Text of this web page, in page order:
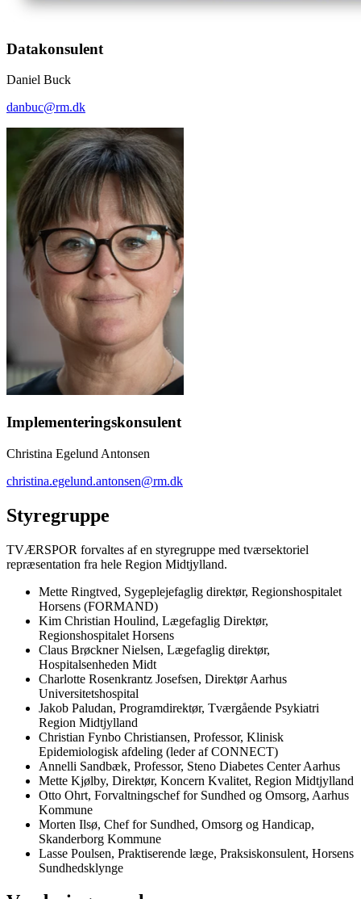
Datakonsulent
Daniel Buck
danbuc@rm.dk
Implementeringskonsulent
Christina Egelund Antonsen
christina.egelund.antonsen@rm.dk
Styregruppe
TVÆRSPOR forvaltes af en styregruppe med tværsektoriel
repræsentation fra hele Region Midtjylland.
Mette Ringtved, Sygeplejefaglig direktør, Regionshospitalet
Horsens (FORMAND)
Kim Christian Houlind, Lægefaglig Direktør,
Regionshospitalet Horsens
Claus Brøckner Nielsen, Lægefaglig direktør,
Hospitalsenheden Midt
Charlotte Rosenkrantz Josefsen, Direktør Aarhus
Universitetshospital
Jakob Paludan, Programdirektør, Tværgående Psykiatri
Region Midtjylland
Christian Fynbo Christiansen, Professor, Klinisk
Epidemiologisk afdeling (leder af CONNECT)
Annelli Sandbæk, Professor, Steno Diabetes Center Aarhus
Mette Kjølby, Direktør, Koncern Kvalitet, Region Midtjylland
Otto Ohrt, Forvaltningschef for Sundhed og Omsorg, Aarhus
Kommune
Morten Ilsø, Chef for Sundhed, Omsorg og Handicap,
Skanderborg Kommune
Lasse Poulsen, Praktiserende læge, Praksiskonsulent, Horsens
Sundhedsklynge